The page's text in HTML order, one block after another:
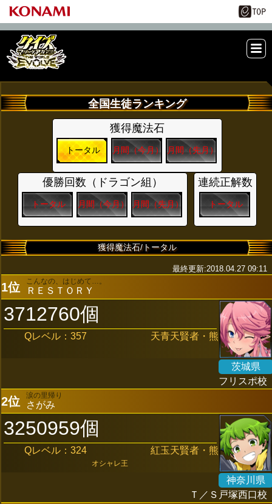
NU
全国生徒ランキング
獲得魔法石
トータル 月間（今月） 月間（先月）
優勝回数（ドラゴン組）
トータル 月間（今月） 月間（先月）
連続正解数
トータル
獲得魔法石/トータル
最終更新:2018.04.27 09:11
1位 こんなの、はじめて…。
ＲＥＳＴＯＲＹ
3712760個
Qレベル：357 天青天賢者・熊
茨城県
フリスポ校
2位 涙の里帰り
さがみ
3250959個
Qレベル：324 紅玉天賢者・熊
オシャレ王
神奈川県
Ｔ／Ｓ戸塚西口校